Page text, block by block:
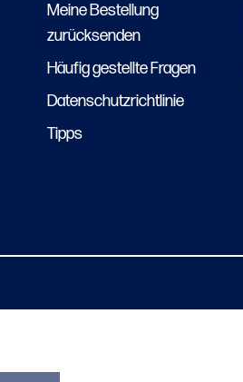
Meine Bestellung
zurücksenden
Häufig gestellte Fragen
Datenschutzrichtlinie
Tipps